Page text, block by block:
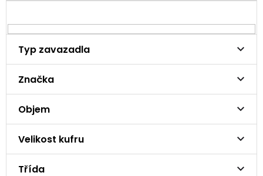
Typ zavazadla
Značka
Objem
Velikost kufru
Třída